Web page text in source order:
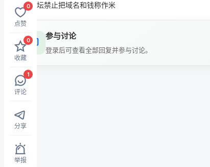
0
点赞
0
收藏
1
评论
分享
举报
本论坛禁止把域名和钱称作米
参与讨论
登录后可查看全部回复并参与讨论。